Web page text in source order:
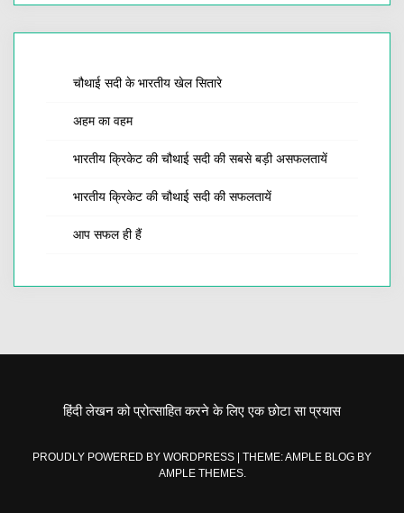
चौथाई सदी के भारतीय खेल सितारे
अहम का वहम
भारतीय क्रिकेट की चौथाई सदी की सबसे बड़ी असफलतायें
भारतीय क्रिकेट की चौथाई सदी की सफलतायें
आप सफल ही हैं
हिंदी लेखन को प्रोत्साहित करने के लिए एक छोटा सा प्रयास
PROUDLY POWERED BY WORDPRESS
THEME: AMPLE BLOG BY
AMPLE THEMES.